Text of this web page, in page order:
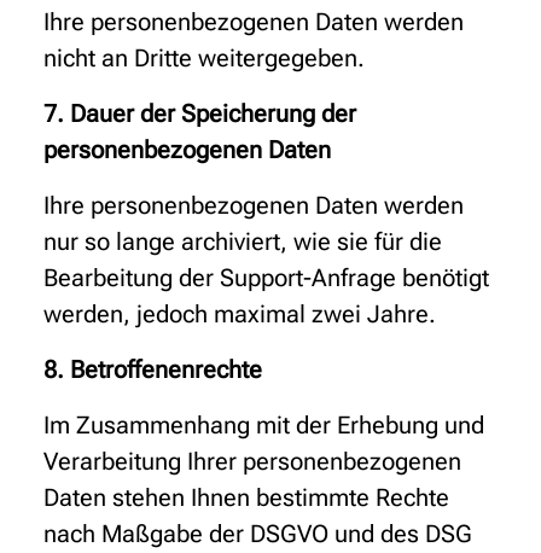
Ihre personenbezogenen Daten werden
nicht an Dritte weitergegeben.
7. Dauer der Speicherung der
personenbezogenen Daten
Ihre personenbezogenen Daten werden
nur so lange archiviert, wie sie für die
Bearbeitung der Support-Anfrage benötigt
werden, jedoch maximal zwei Jahre.
8. Betroffenenrechte
Im Zusammenhang mit der Erhebung und
Verarbeitung Ihrer personenbezogenen
Daten stehen Ihnen bestimmte Rechte
nach Maßgabe der DSGVO und des DSG